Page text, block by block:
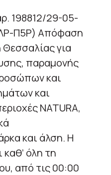
198812/29-05-
Π5Ρ) Απόφαση
για
παραμονής
και
και
NATURA,
και άλση. Η
όλη τη
από τις 00:00